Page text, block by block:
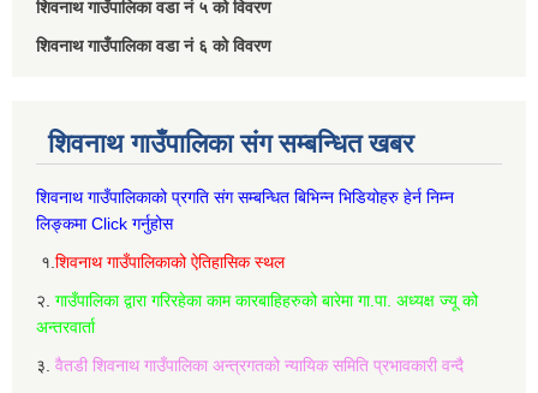
शिवनाथ गाउँपालिका वडा नं‌ ५ को विवरण
शिवनाथ गाउँपालिका वडा नं‌ ६ को विवरण
शिवनाथ गाउँपालिका संग सम्बन्धित खबर
शिवनाथ गाउँपालिकाको प्रगति संग सम्बन्धित बिभिन्‍न भिडियोहरु हेर्न निम्‍न
लिङ्कमा Click गर्नुहोस
१. शिवनाथ गाउँपालिकाको ऐतिहासिक स्थल
२. गाउँपालिका द्वारा गरिरहेका काम कारबाहिहरुको बारेमा गा.पा. अध्यक्ष ज्यू को
अन्तरवार्ता
३. वैतडी शिवनाथ गाउँपालिका अन्त्रगतको न्यायिक समिति प्रभावकारी वन्दै